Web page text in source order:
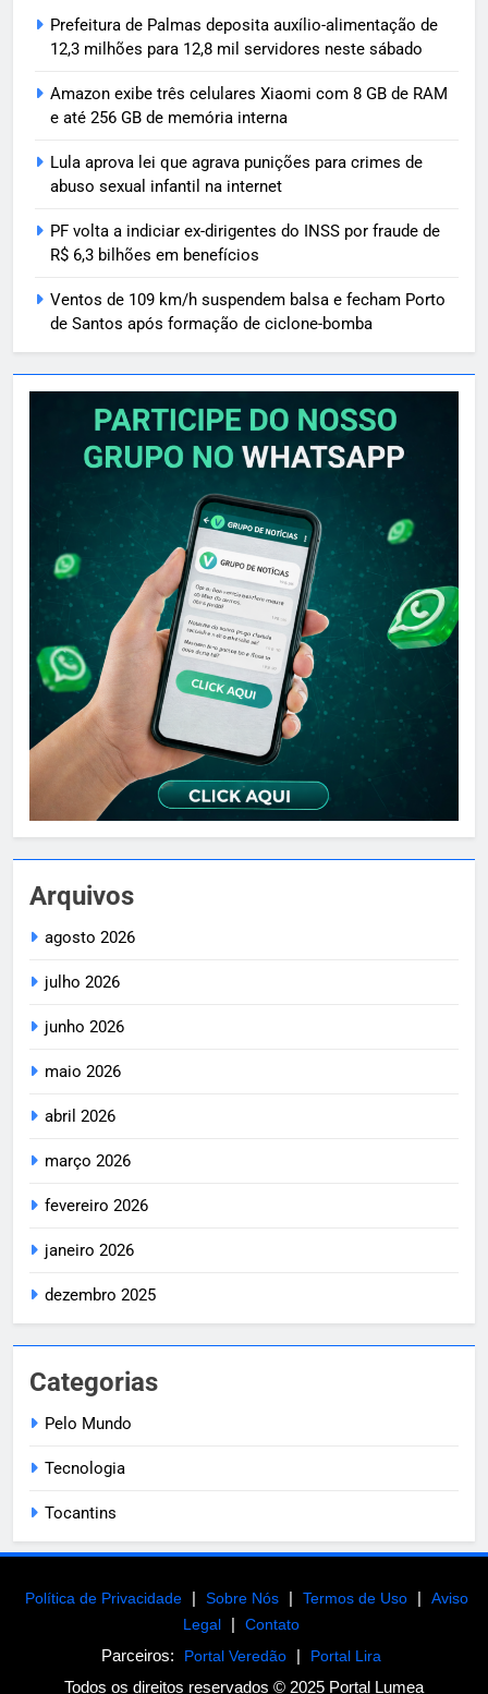
Prefeitura de Palmas deposita auxílio-alimentação de
12,3 milhões para 12,8 mil servidores neste sábado
Amazon exibe três celulares Xiaomi com 8 GB de RAM
e até 256 GB de memória interna
Lula aprova lei que agrava punições para crimes de
abuso sexual infantil na internet
PF volta a indiciar ex-dirigentes do INSS por fraude de
R$ 6,3 bilhões em benefícios
Ventos de 109 km/h suspendem balsa e fecham Porto
de Santos após formação de ciclone-bomba
Arquivos
agosto 2026
julho 2026
junho 2026
maio 2026
abril 2026
março 2026
fevereiro 2026
janeiro 2026
dezembro 2025
Categorias
Pelo Mundo
Tecnologia
Tocantins
Política de Privacidade | Sobre Nós | Termos de Uso |
Aviso
Legal
| Contato
Parceiros: Portal Veredão | Portal Lira
Todos os direitos reservados © 2025 Portal Lumea